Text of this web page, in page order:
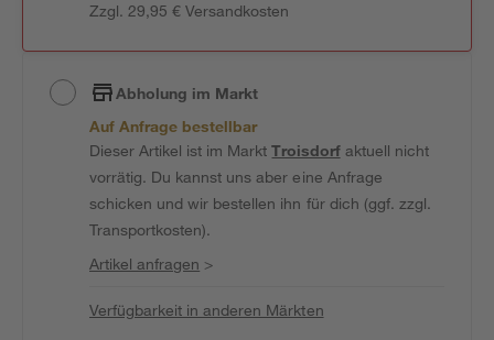
Zzgl. 29,95 € Versandkosten
Abholung im Markt
Auf Anfrage bestellbar
Dieser Artikel ist im MarktTroisdorfaktuell nicht
vorrätig. Du kannst uns aber eine Anfrage
schicken und wir bestellen ihn für dich (ggf. zzgl.
Transportkosten).
Artikel anfragen >
Verfügbarkeit in anderen Märkten